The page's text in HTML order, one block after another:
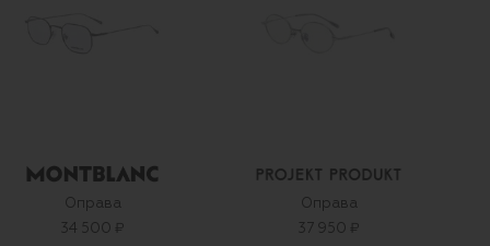
Оправа
34 500 ₽
Оправа
37 950 ₽